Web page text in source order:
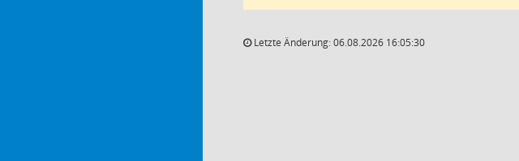
Letzte Änderung: 06.08.2026 16:05:30